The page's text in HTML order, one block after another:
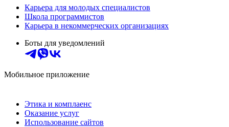
Карьера для молодых специалистов
Школа программистов
Карьера в некоммерческих организациях
Боты для уведомлений
Мобильное приложение
Этика и комплаенс
Оказание услуг
Использование сайтов